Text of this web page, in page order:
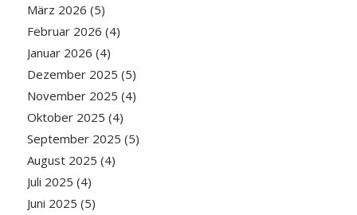
März 2026 (5)
Februar 2026 (4)
Januar 2026 (4)
Dezember 2025 (5)
November 2025 (4)
Oktober 2025 (4)
September 2025 (5)
August 2025 (4)
Juli 2025 (4)
Juni 2025 (5)